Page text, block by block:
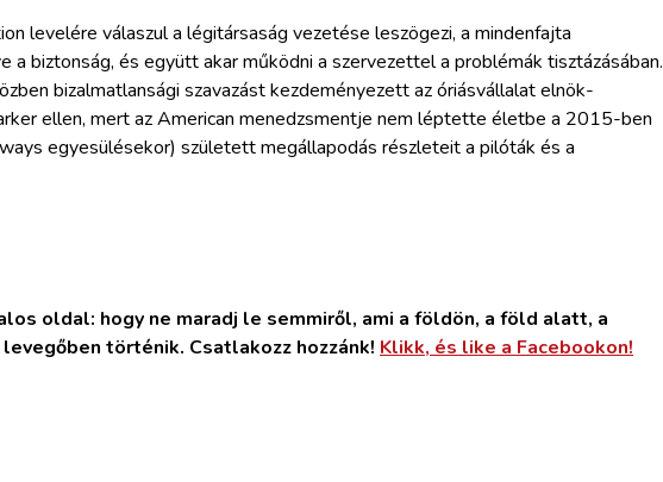
levelére válaszul a légitársaság vezetése leszögezi, a mindenfajta
a biztonság, és együtt akar működni a szervezettel a problémák tisztázásában.
bizalmatlansági szavazást kezdeményezett az óriásvállalat elnök-
ellen, mert az American menedzsmentje nem léptette életbe a 2015-ben
egyesülésekor) született megállapodás részleteit a pilóták és a
oldal: hogy ne maradj le semmiről, ami a földön, a föld alatt, a
levegőben történik. Csatlakozz hozzánk! Klikk, és like a Facebookon!